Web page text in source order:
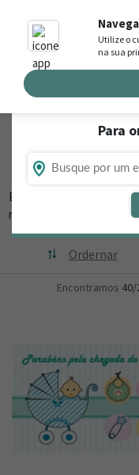
Utilize o
na sua
Busca de produtos
Buscar por endereço
Para
Flores, Cestas
GO
Está procurando loja de
navegue na Nova
Ordernar
Encontramos 40/